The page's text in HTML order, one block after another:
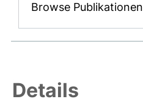
Browse Publikationen
Details